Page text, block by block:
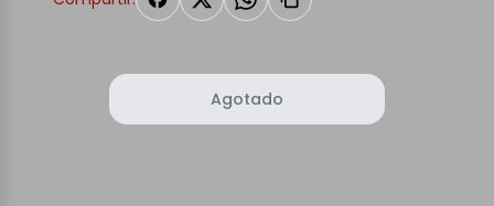
Agotado